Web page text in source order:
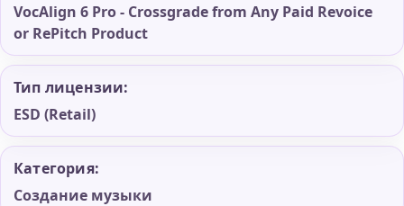
VocAlign 6 Pro - Crossgrade from Any Paid Revoice
or RePitch Product
Тип лицензии:
ESD (Retail)
Категория:
Создание музыки